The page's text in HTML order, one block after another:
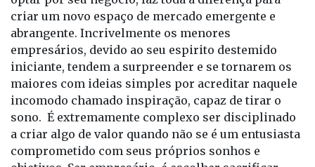
abrangente. Incrivelmente os menores
empresários, devido ao seu espirito destemido
iniciante, tendem a surpreender e se tornarem os
maiores com ideias simples por acreditar naquele
incomodo chamado inspiração, capaz de tirar o
sono. É extremamente complexo ser disciplinado
a criar algo de valor quando não se é um entusiasta
comprometido com seus próprios sonhos e
objetivos. Ser empresário, é escolher sacrificar
partes sociais de nossas vidas por algo maior, é